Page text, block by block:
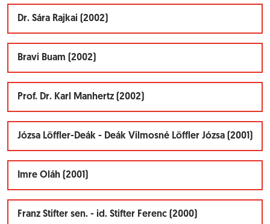
Dr. Sára Rajkai (2002)
Bravi Buam (2002)
Prof. Dr. Karl Manhertz (2002)
Józsa Löffler-Deák - Deák Vilmosné Löffler Józsa (2001)
Imre Oláh (2001)
Franz Stifter sen. - id. Stifter Ferenc (2000)